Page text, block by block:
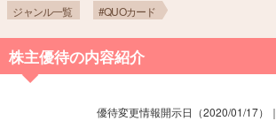
ジャンル一覧 #QUOカード
株主優待の内容紹介
優待変更情報開示日（2020/01/17）｜